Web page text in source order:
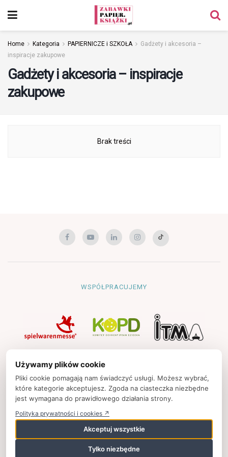
Home Kategoria PAPIERNICZE i SZKOŁA
Gadżety i akcesoria –
inspiracje zakupowe
Gadżety i akcesoria – inspiracje
zakupowe
Brak treści
WSPÓŁPRACUJEMY
Strona główna
Polityka prywatności
Kontakt
Strony partnerskie
© 2025zpkinfo.pl,
Używamy plików cookie
Pliki cookie pomagają nam świadczyć usługi. Możesz wybrać,
które kategorie akceptujesz. Zgoda na ciasteczka niezbędne
jest wymagana do prawidłowego działania strony.
Polityka prywatności i cookies ↗
Akceptuj wszystkie
Tylko niezbędne